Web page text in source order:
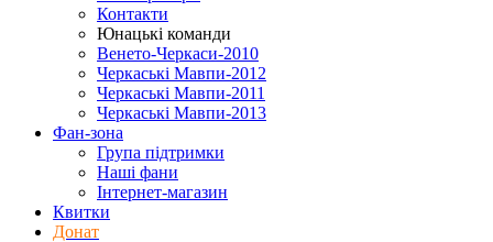
Контакти
Юнацькі команди
Венето-Черкаси-2010
Черкаські Мавпи-2012
Черкаські Мавпи-2011
Черкаські Мавпи-2013
Фан-зона
Група підтримки
Наші фани
Інтернет-магазин
Квитки
Донат